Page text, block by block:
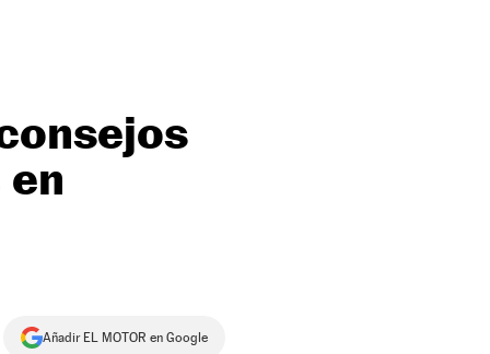
Añadir EL MOTOR en Google